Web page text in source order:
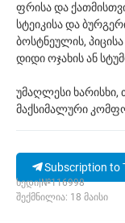
ფრისა და
სტეიკისა და
ბოსტნეულის,
დიდი ოჯახის ან
უმაღლესი
მაქსიმალური
Subscription to
ხედი|№116998
შექმნილია: 18 მაისი